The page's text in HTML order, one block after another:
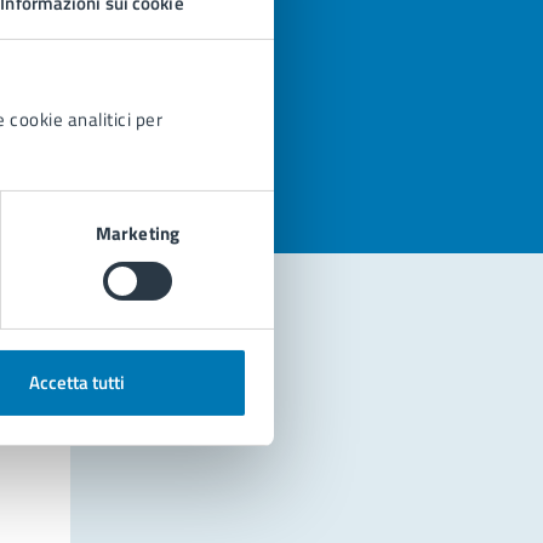
cookie analitici per
Marketing
Accetta tutti